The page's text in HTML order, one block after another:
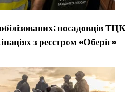
посадовців ТЦК
з реєстром «Оберіг»